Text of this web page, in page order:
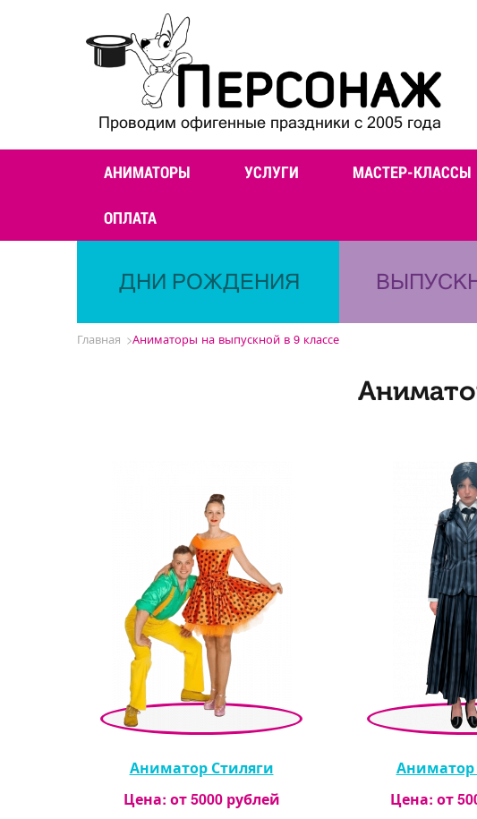
Проводим офигенные праздники с 2005 года
АНИМАТОРЫ УСЛУГИ МАСТЕР-КЛАССЫ
ОПЛАТА
ДНИ РОЖДЕНИЯ
Главная Аниматоры на выпускной в 9 классе
Аниматор Стиляги
Цена: от5000рублей
Аниматор
Цена: от